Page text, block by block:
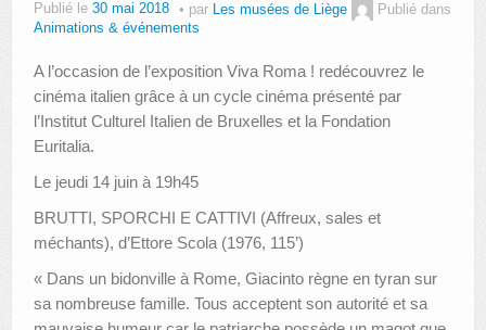
Publié le 30 mai 2018 par Les musées de Liège
Publié dans
Animations & événements
A l’occasion de l’exposition Viva Roma ! redécouvrez le
cinéma italien grâce à un cycle cinéma présenté par
l’Institut Culturel Italien de Bruxelles et la Fondation
Euritalia.
Le jeudi 14 juin à 19h45
BRUTTI, SPORCHI E CATTIVI (Affreux, sales et
méchants), d’Ettore Scola (1976, 115’)
« Dans un bidonville à Rome, Giacinto règne en tyran sur
sa nombreuse famille. Tous acceptent son autorité et sa